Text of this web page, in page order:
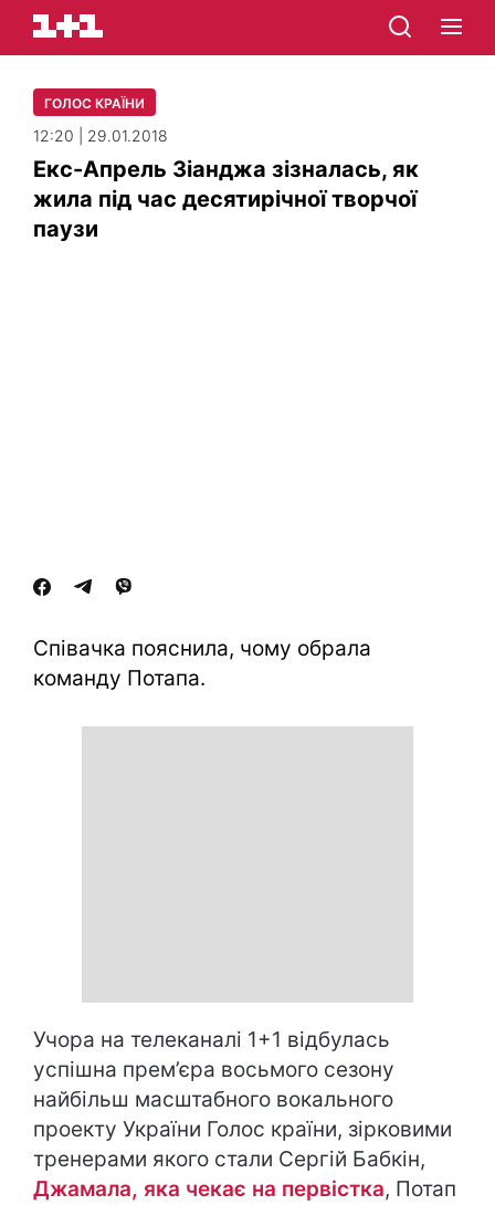
ГОЛОС КРАЇНИ
12:20 | 29.01.2018
Екс-Апрель Зіанджа зізналась, як
жила під час десятирічної творчої
паузи
Співачка пояснила, чому обрала
команду Потапа.
Учора на телеканалі 1+1 відбулась
успішна прем’єра восьмого сезону
найбільш масштабного вокального
проекту України Голос країни, зірковими
тренерами якого стали Сергій Бабкін,
Джамала, яка чекає на первістка, Потап